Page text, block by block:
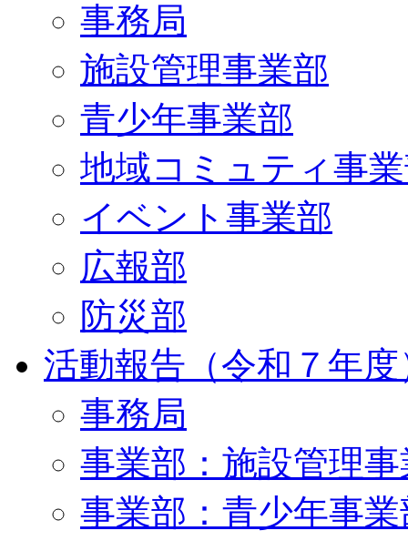
事務局
施設管理事業部
青少年事業部
地域コミュティ事
イベント事業部
広報部
防災部
活動報告（令和７年度
事務局
事業部：施設管理
事業部：青少年事業